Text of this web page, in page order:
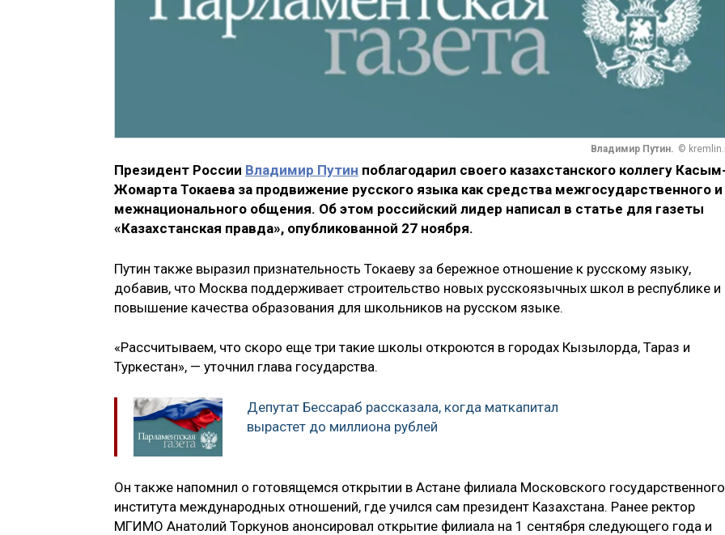
Владимир Путин. ©
Президент России Владимир Путин поблагодарил своего казахстанского коллегу
Жомарта Токаева за продвижение русского языка как средства межгосударственного и
межнационального общения. Об этом российский лидер написал в статье для газеты
«Казахстанская правда», опубликованной 27 ноября.
Путин также выразил признательность Токаеву за бережное отношение к русскому языку,
добавив, что Москва поддерживает строительство новых русскоязычных школ в республике и
повышение качества образования для школьников на русском языке.
«Рассчитываем, что скоро еще три такие школы откроются в городах Кызылорда, Тараз и
Туркестан», — уточнил глава государства.
Депутат Бессараб рассказала, когда маткапитал
вырастет до миллиона рублей
Он также напомнил о готовящемся открытии в Астане филиала Московского государственного
института международных отношений, где учился сам президент Казахстана. Ранее ректор
МГИМО Анатолий Торкунов анонсировал открытие филиала на 1 сентября следующего года и